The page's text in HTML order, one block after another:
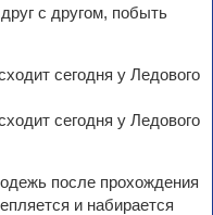
с другом, побыть
после прохождения
и набирается